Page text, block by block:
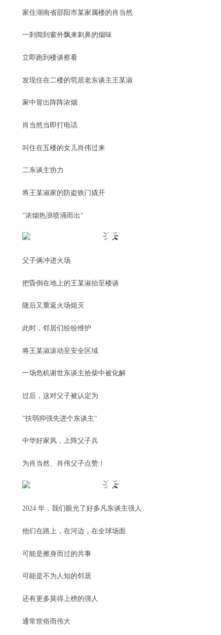
家住湖南省邵阳市某家属楼的肖当然
一刹闻到窗外飘来刺鼻的烟味
立即跑到楼谈察看
发现住在二楼的茕居老东谈主王某淑
家中冒出阵阵浓烟
肖当然当即打电话
叫住在五楼的女儿肖伟过来
二东谈主协力
将王某淑家的防盗铁门撬开
"浓烟热浪喷涌而出"
父子俩冲进火场
把昏倒在地上的王某淑抬至楼谈
随后又重返火场熄灭
此时，邻居们纷纷维护
将王某淑滚动至安全区域
一场危机谢世东谈主拾柴中被化解
过后，这对父子被认定为
"扶弱抑强先进个东谈主"
中华好家风，上阵父子兵
为肖当然、肖伟父子点赞！
2024 年，我们眼光了好多凡东谈主强人
他们在路上，在河边，在全球场面
可能是擦身而过的共事
可能是不为人知的邻居
还有更多莫得上榜的强人
通常世俗而伟大